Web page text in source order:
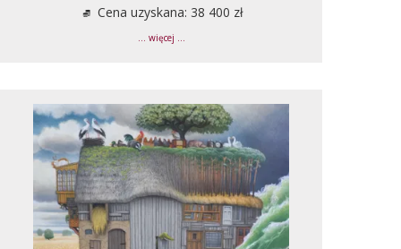
Cena uzyskana: 38 400 zł
... więcej ...